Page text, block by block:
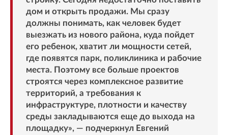
дом и открыть продажи. Мы сразу
должны понимать, как человек будет
выезжать из нового района, куда пойдет
его ребенок, хватит ли мощности сетей,
где появятся парк, поликлиника и рабочие
места. Поэтому все больше проектов
строятся через комплексное развитие
территорий, а требования к
инфраструктуре, плотности и качеству
среды закладываются еще до выхода на
площадку», — подчеркнул Евгений